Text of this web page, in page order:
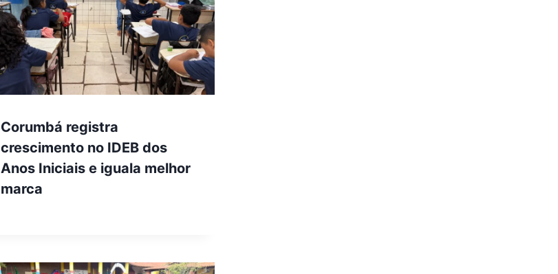
Corumbá registra
crescimento no IDEB dos
Anos Iniciais e iguala melhor
marca